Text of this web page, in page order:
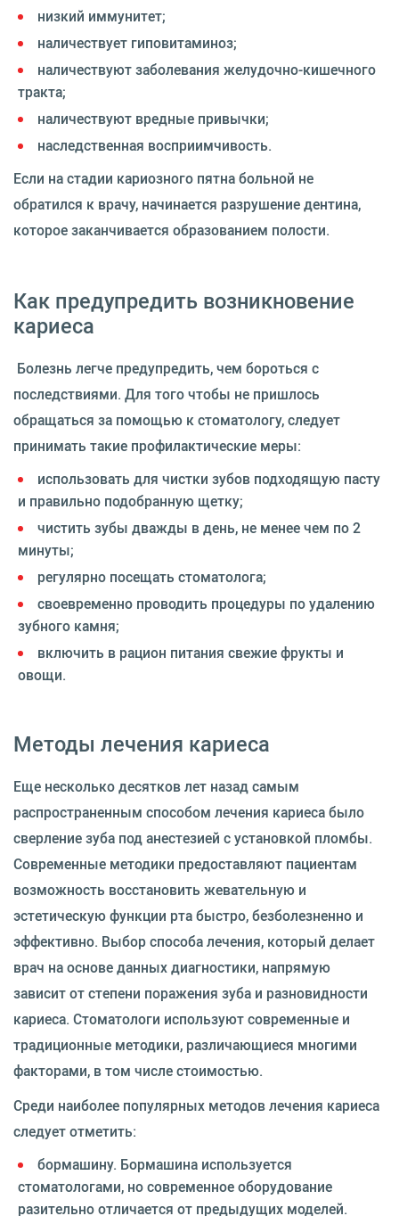
низкий иммунитет;
наличествует гиповитаминоз;
наличествуют заболевания желудочно-кишечного
тракта;
наличествуют вредные привычки;
наследственная восприимчивость.
Если на стадии кариозного пятна больной не
обратился к врачу, начинается разрушение дентина,
которое заканчивается образованием полости.
Как предупредить возникновение
кариеса
Болезнь легче предупредить, чем бороться с
последствиями. Для того чтобы не пришлось
обращаться за помощью к стоматологу, следует
принимать такие профилактические меры:
использовать для чистки зубов подходящую пасту
и правильно подобранную щетку;
чистить зубы дважды в день, не менее чем по 2
минуты;
регулярно посещать стоматолога;
своевременно проводить процедуры по удалению
зубного камня;
включить в рацион питания свежие фрукты и
овощи.
Методы лечения кариеса
Еще несколько десятков лет назад самым
распространенным способом лечения кариеса было
сверление зуба под анестезией с установкой пломбы.
Современные методики предоставляют пациентам
возможность восстановить жевательную и
эстетическую функции рта быстро, безболезненно и
эффективно. Выбор способа лечения, который делает
врач на основе данных диагностики, напрямую
зависит от степени поражения зуба и разновидности
кариеса. Стоматологи используют современные и
традиционные методики, различающиеся многими
факторами, в том числе стоимостью.
Среди наиболее популярных методов лечения кариеса
следует отметить:
бормашину. Бормашина используется
стоматологами, но современное оборудование
разительно отличается от предыдущих моделей.